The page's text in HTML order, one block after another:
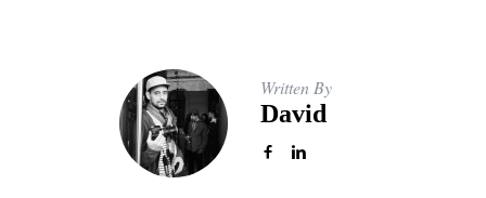
Written By
David